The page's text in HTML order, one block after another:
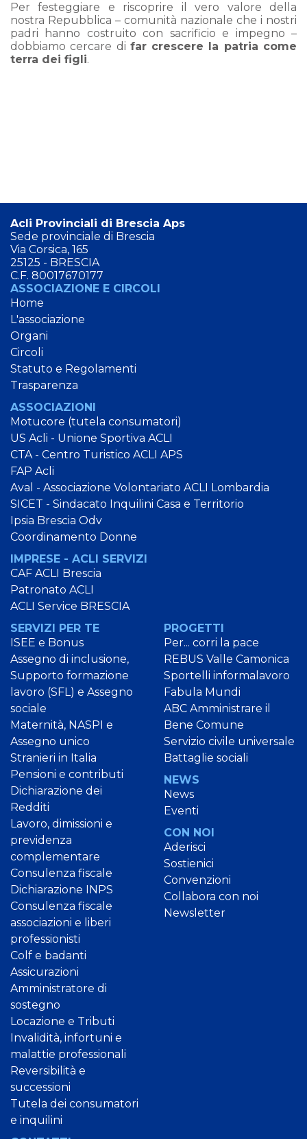
Per festeggiare e riscoprire il vero valore della
nostra Repubblica – comunità nazionale che i nostri
padri hanno costruito con sacrificio e impegno –
dobbiamo cercare di far crescere la patria come
terra dei figli.
Acli Provinciali di Brescia Aps
Sede provinciale di Brescia
Via Corsica, 165
25125 - BRESCIA
C.F. 80017670177
ASSOCIAZIONE E CIRCOLI
Home
L'associazione
Organi
Circoli
Statuto e Regolamenti
Trasparenza
ASSOCIAZIONI
Motucore (tutela consumatori)
US Acli - Unione Sportiva ACLI
CTA - Centro Turistico ACLI APS
FAP Acli
Aval - Associazione Volontariato ACLI Lombardia
SICET - Sindacato Inquilini Casa e Territorio
Ipsia Brescia Odv
Coordinamento Donne
IMPRESE - ACLI SERVIZI
CAF ACLI Brescia
Patronato ACLI
ACLI Service BRESCIA
SERVIZI PER TE
ISEE e Bonus
Assegno di inclusione,
Supporto formazione
lavoro (SFL) e Assegno
sociale
Maternità, NASPI e
Assegno unico
Stranieri in Italia
Pensioni e contributi
Dichiarazione dei
Redditi
Lavoro, dimissioni e
previdenza
complementare
Consulenza fiscale
Dichiarazione INPS
Consulenza fiscale
associazioni e liberi
professionisti
Colf e badanti
Assicurazioni
Amministratore di
sostegno
Locazione e Tributi
Invalidità, infortuni e
malattie professionali
Reversibilità e
successioni
Tutela dei consumatori
e inquilini
PROGETTI
Per... corri la pace
REBUS Valle Camonica
Sportelli informalavoro
Fabula Mundi
ABC Amministrare il
Bene Comune
Servizio civile universale
Battaglie sociali
NEWS
News
Eventi
CON NOI
Aderisci
Sostienici
Convenzioni
Collabora con noi
Newsletter